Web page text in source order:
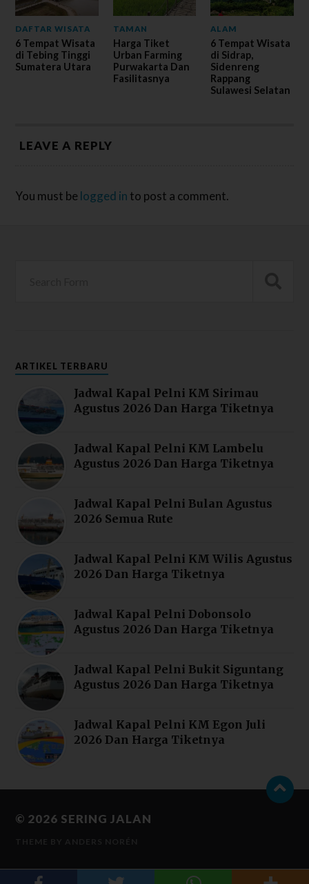
DAFTAR WISATA
6 Tempat Wisata
di Tebing Tinggi
Sumatera Utara
TAMAN
Harga Tiket
Urban Farming
Purwakarta Dan
Fasilitasnya
ALAM
6 Tempat Wisata
di Sidrap,
Sidenreng
Rappang
Sulawesi Selatan
LEAVE A REPLY
You must be logged in to post a comment.
ARTIKEL TERBARU
Jadwal Kapal Pelni KM Sirimau
Agustus 2026 Dan Harga Tiketnya
Jadwal Kapal Pelni KM Lambelu
Agustus 2026 Dan Harga Tiketnya
Jadwal Kapal Pelni Bulan Agustus
2026 Semua Rute
Jadwal Kapal Pelni KM Wilis Agustus
2026 Dan Harga Tiketnya
Jadwal Kapal Pelni Dobonsolo
Agustus 2026 Dan Harga Tiketnya
Jadwal Kapal Pelni Bukit Siguntang
Agustus 2026 Dan Harga Tiketnya
Jadwal Kapal Pelni KM Egon Juli
2026 Dan Harga Tiketnya
© 2026 SERING JALAN